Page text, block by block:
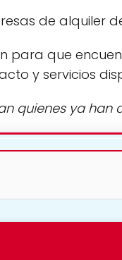
de alquiler
para que
y servicios
quienes ya